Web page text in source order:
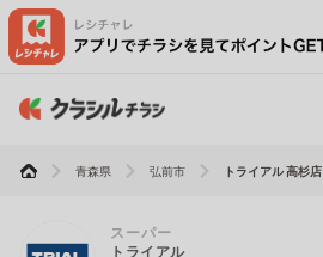
青森県 弘前市 トライアル 高杉店
スーパー
トライアル